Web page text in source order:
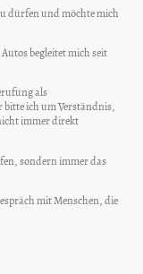
dürfen und möchte mich
begleitet mich seit
als
ich um Verständnis,
immer direkt
sondern immer das
mit Menschen, die